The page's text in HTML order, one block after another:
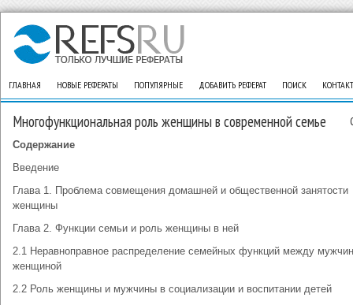
ГЛАВНАЯ НОВЫЕ РЕФЕРАТЫ ПОПУЛЯРНЫЕ ДОБАВИТЬ РЕФЕРАТ ПОИСК
Многофункциональная роль женщины в современной семье
Содержание
Введение
Глава 1. Проблема совмещения домашней и общественной занятости
женщины
Глава 2. Функции семьи и роль женщины в ней
2.1 Неравноправное распределение семейных функций между
женщиной
2.2 Роль женщины и мужчины в социализации и воспитании детей